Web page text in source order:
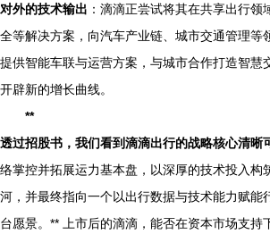
对外的技术输出 ：滴滴正尝试将其在共享出行
全等解决方案，向汽车产业链、城市交通管理等
提供智能车联与运营方案，与城市合作打造智慧
开辟新的增长曲线。
**
透过招股书，我们看到滴滴出行的战略核心清晰
络掌控并拓展运力基本盘，以深厚的技术投入构
河，并最终指向一个以出行数据与技术能力赋能
台愿景。** 上市后的滴滴，能否在资本市场支持